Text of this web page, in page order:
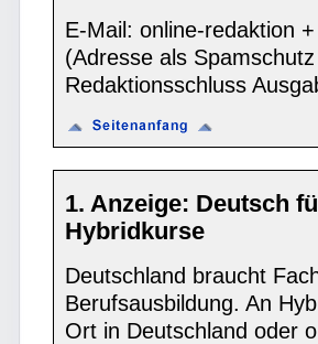
E-Mail: online-redaktion
(Adresse als
Redaktionsschluss
1. Anzeige: Deutsch
Hybridkurse
Deutschland braucht
Berufsausbildung. An
Ort in Deutschland oder